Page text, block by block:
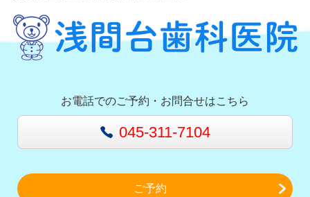
お電話でのご予約・お問合せはこちら
045-311-7104
ご予約